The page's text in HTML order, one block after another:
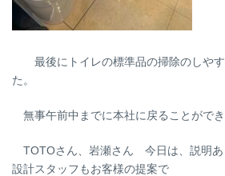
最後にトイレの標準品の掃除のしやす
た。
無事午前中までに本社に戻ることができ
TOTOさん、岩瀬さん 今日は、説明あ
設計スタッフもお客様の提案で